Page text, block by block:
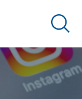
Ouvrir
de